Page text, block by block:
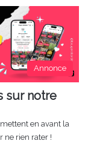
Annonce
sur notre
en avant la
ne rien rater !